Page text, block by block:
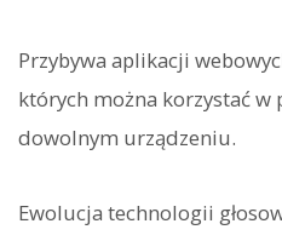
Przybywa aplikacji
których można korzystać w
dowolnym urządzeniu.
Ewolucja technologii